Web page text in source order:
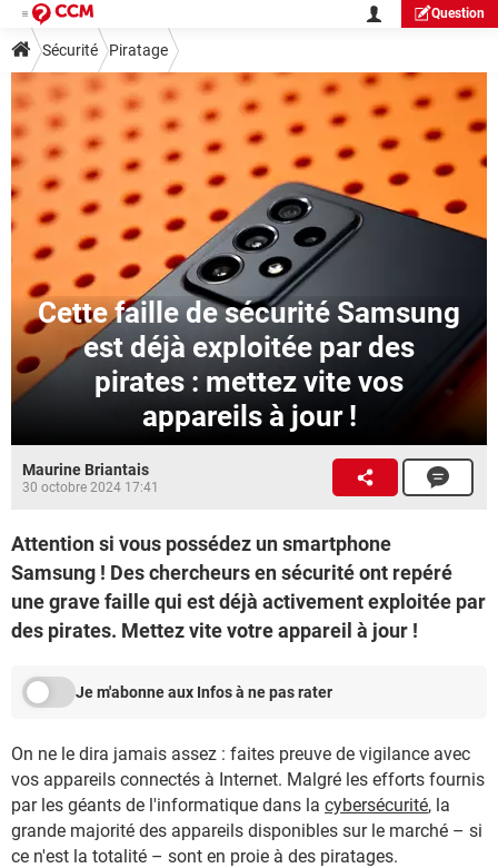
Question
Sécurité Piratage
Cette faille de sécurité Samsung
est déjà exploitée par des
pirates : mettez vite vos
appareils à jour !
Maurine Briantais
30 octobre 2024 17:41
Attention si vous possédez un smartphone
Samsung ! Des chercheurs en sécurité ont repéré
une grave faille qui est déjà activement exploitée par
des pirates. Mettez vite votre appareil à jour !
Je m'abonne aux Infos à ne pas rater
On ne le dira jamais assez : faites preuve de vigilance avec
vos appareils connectés à Internet. Malgré les efforts fournis
par les géants de l'informatique dans la cybersécurité, la
grande majorité des appareils disponibles sur le marché – si
ce n'est la totalité – sont en proie à des piratages.